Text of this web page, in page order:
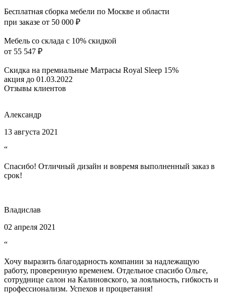
Бесплатная сборка мебели по Москве и области
при заказе от 50 000 ₽
Мебель со склада с 10% скидкой
от 55 547 ₽
Скидка на премиальные Матрасы Royal Sleep 15%
акция до 01.03.2022
Отзывы клиентов
Александр
13 августа 2021
“
Спасибо! Отличный дизайн и вовремя выполненный заказ в
срок!
Владислав
02 апреля 2021
“
Хочу выразить благодарность компании за надлежащую
работу, проверенную временем. Отдельное спасибо Ольге,
сотруднице салон на Калиновского, за лояльность, гибкость и
профессионализм. Успехов и процветания!